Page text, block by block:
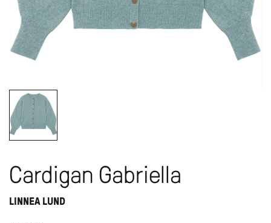
Cardigan Gabriella
LINNEA LUND